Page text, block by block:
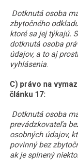
Dotknutá osoba
zbytočného
ktoré sa jej týkajú.
dotknutá osoba
údajov, a to aj
vyhlásenia.
C) právo na
článku 17:
Dotknutá osoba
prevádzkovateľa
osobných údajov,
povinný bez
ak je splnený